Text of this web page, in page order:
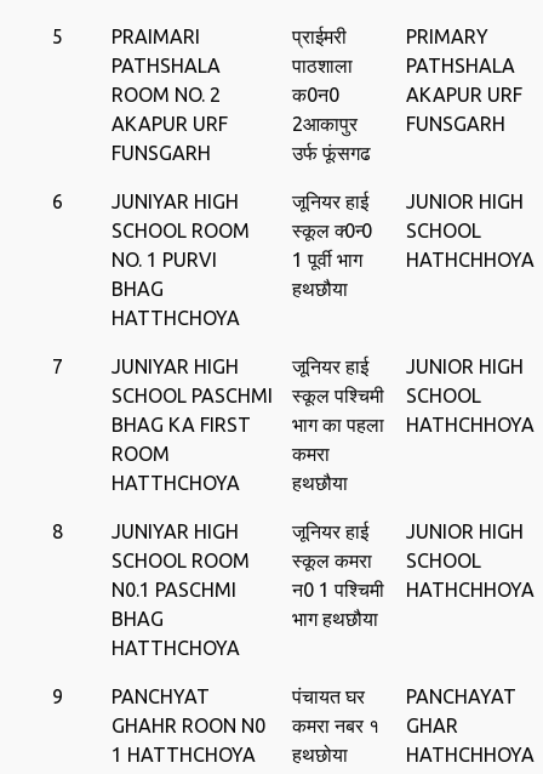
5
PRAIMARI
PATHSHALA
ROOM NO. 2
AKAPUR URF
FUNSGARH
प्राईमरी
पाठशाला
क0न0
2आकापुर
उर्फ फूंसगढ
PRIMARY
PATHSHALA
AKAPUR URF
FUNSGARH
6
JUNIYAR HIGH
SCHOOL ROOM
NO. 1 PURVI
BHAG
HATTHCHOYA
जूनियर हाई
स्कूल क्‍0न्‍0
1 पूर्वी भाग
हथछौया
JUNIOR HIGH
SCHOOL
HATHCHHOYA
7
JUNIYAR HIGH
SCHOOL PASCHMI
BHAG KA FIRST
ROOM
HATTHCHOYA
जूनियर हाई
स्कूल पश्चिमी
भाग का पहला
कमरा
हथछौया
JUNIOR HIGH
SCHOOL
HATHCHHOYA
8
JUNIYAR HIGH
SCHOOL ROOM
N0.1 PASCHMI
BHAG
HATTHCHOYA
जूनियर हाई
स्कूल कमरा
न0 1 पश्चिमी
भाग हथछौया
JUNIOR HIGH
SCHOOL
HATHCHHOYA
9
PANCHYAT
GHAHR ROON N0
1 HATTHCHOYA
पंचायत घर
कमरा नबर १
हथछोया
PANCHAYAT
GHAR
HATHCHHOYA